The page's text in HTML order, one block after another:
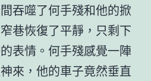
吞噬了何手殘和他的掀
巷恢復了平靜，只剩下
表情。何手殘感覺一陣
來，他的車子竟然垂直